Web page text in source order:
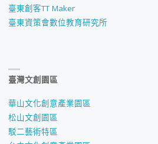
臺東創客TT Maker
臺東資策會數位教育研究所
臺灣文創園區
華山文化創意產業園區
松山文創園區
駁二藝術特區